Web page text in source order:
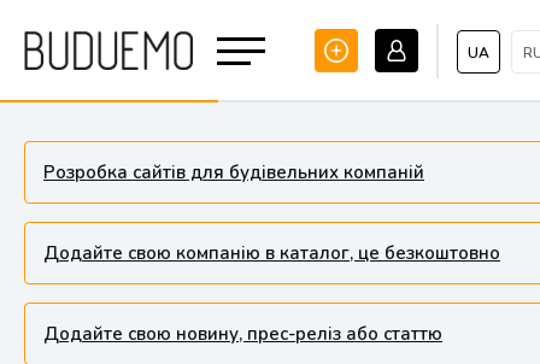
UA
Розробка сайтів для будівельних компаній
Додайте свою компанію в каталог, це безкоштовно
Додайте свою новину, прес-реліз або статтю